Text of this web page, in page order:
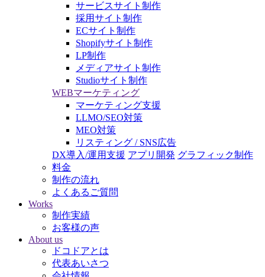
サービスサイト制作
採用サイト制作
ECサイト制作
Shopifyサイト制作
LP制作
メディアサイト制作
Studioサイト制作
WEBマーケティング
マーケティング支援
LLMO/SEO対策
MEO対策
リスティング / SNS広告
DX導入/運用支援 アプリ開発 グラフィック制作
料金
制作の流れ
よくあるご質問
Works
制作実績
お客様の声
About us
ドコドアとは
代表あいさつ